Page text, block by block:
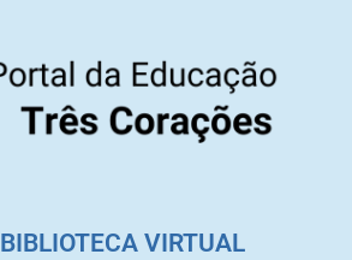
BIBLIOTECA VIRTUAL